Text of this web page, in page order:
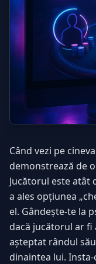
Când vezi pe
demonstrează de
Jucătorul este atât
a ales opțiunea
el. Gândește-te la
dacă jucătorul ar fi
așteptat rândul
dinaintea lui.